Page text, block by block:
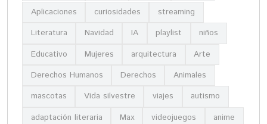
Aplicaciones
curiosidades
streaming
Literatura
Navidad IA playlist
niños
Educativo
Mujeres arquitectura
Arte
Derechos Humanos
Derechos
Animales
mascotas
Vida silvestre viajes
autismo
adaptación literaria
Max videojuegos
anime